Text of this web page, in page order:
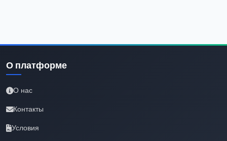
О платформе
О нас
Контакты
Условия